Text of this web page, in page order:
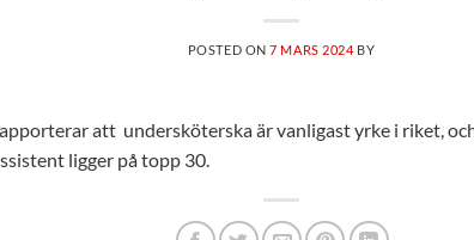
POSTED ON7 MARS 2024 BY
att undersköterska är vanligast yrke i riket,
ligger på topp 30.